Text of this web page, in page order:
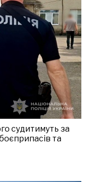
судитимуть за
та